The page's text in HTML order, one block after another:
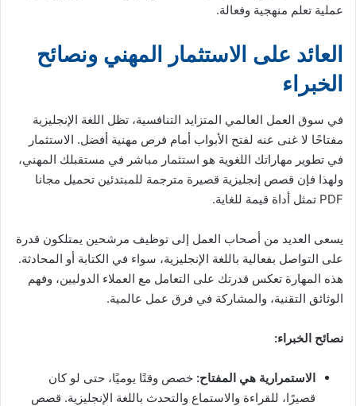
عملية تعلم منهجية وفعالة.
العائد على الاستثمار المهني ونصائح
الخبراء
في سوق العمل العالمي المتزايد التنافسية، تظل اللغة الإنجليزية
مفتاحًا لا غنى عنه لفتح الأبواب أمام فرص مهنية أفضل. الاستثمار
في تطوير مهاراتك اللغوية هو استثمار مباشر في مستقبلك المهني،
ولهذا فإن قصص إنجليزية قصيرة مترجمة للمبتدئين تحميل مجانا
PDF تمثل أداة قيمة للغاية.
يسعى العديد من أصحاب العمل إلى توظيف مرشحين يمتلكون قدرة
على التواصل بفعالية باللغة الإنجليزية، سواء في الكتابة أو المحادثة.
هذه المهارة تعكس قدرتك على التعامل مع العملاء الدوليين، وفهم
الوثائق التقنية، والمشاركة في فرق عمل عالمية.
نصائح الخبراء:
الاستمرارية هي المفتاح: خصص وقتًا يوميًا، حتى لو كان
قصيرًا، للقراءة والاستماع والتحدث باللغة الإنجليزية. قصص